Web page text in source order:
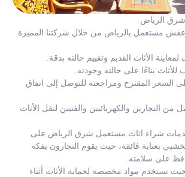
الرياض
مستعمل بالرياض من خلال شركتنا المميزة
الأثاث القديم وتقييم حالته بدقة.
بناءًا على حالته وجودته.
السعر المقترح ومراجعته للتوصل إلى اتفاق
النجارين والكهربائيين والفنيين لنقل الأثاث
شراء اثاث مستعمل شرق الرياض على
بعناية فائقة، حيث يقوم النجارون بفكه
على سلامته.
حيث تستخدم مواد مخصصة لحماية الأثاث أثناء